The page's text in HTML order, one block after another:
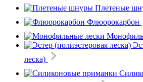
Плетеные
Флюорокарбон
леска)